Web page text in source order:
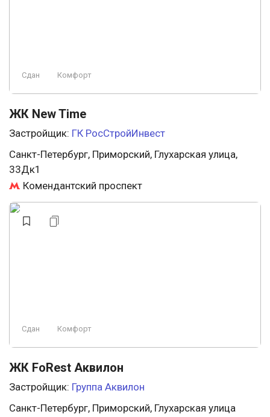
Сдан Комфорт
ЖК New Time
Застройщик: ГК РосСтройИнвест
Санкт-Петербург, Приморский, Глухарская улица,
33Дк1
Комендантский проспект
Сдан Комфорт
ЖК FoRest Аквилон
Застройщик: Группа Аквилон
Санкт-Петербург, Приморский, Глухарская улица